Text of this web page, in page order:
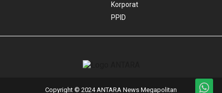
Korporat
PPID
Copyright © 2024 ANTARA News Megapolitan